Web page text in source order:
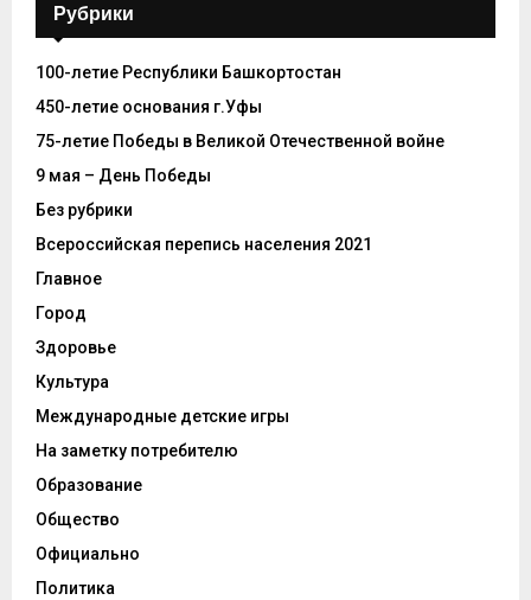
Рубрики
100-летие Республики Башкортостан
450-летие основания г.Уфы
75-летие Победы в Великой Отечественной войне
9 мая – День Победы
Без рубрики
Всероссийская перепись населения 2021
Главное
Город
Здоровье
Культура
Международные детские игры
На заметку потребителю
Образование
Общество
Официально
Политика